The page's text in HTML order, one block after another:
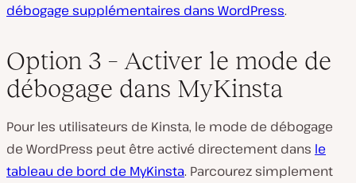
débogage supplémentaires dans WordPress.
Option 3 – Activer le mode de
débogage dans MyKinsta
Pour les utilisateurs de Kinsta, le mode de débogage
de WordPress peut être activé directement dans le
tableau de bord de MyKinsta. Parcourez simplement